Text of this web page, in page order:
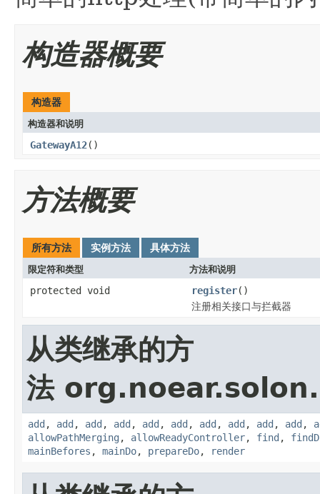
构造器概要
构造器
构造器和说明
GatewayA12()
方法概要
所有方法 实例方法 具体方法
限定符和类型 方法和说明
protected void register()
注册相关接口与拦截器
从类继承的方
法
add , add , add , add , add , add , add , add , add , add ,
allowPathMerging , allowReadyController, find ,
mainBefores , mainDo, prepareDo, render